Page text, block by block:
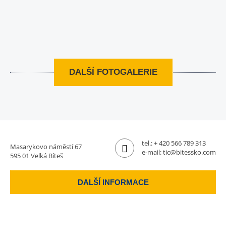
DALŠÍ FOTOGALERIE
Masarykovo náměstí 67
595 01 Velká Bíteš
tel.:+ 420 566 789 313
e-mail:tic@bitessko.com
DALŠÍ INFORMACE